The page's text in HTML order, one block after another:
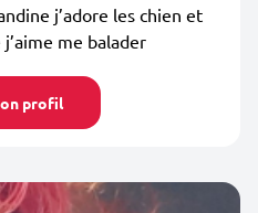
j’adore les chien et
me balader
profil